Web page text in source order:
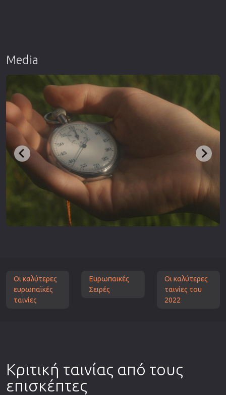
Media
Οι καλύτερες
ευρωπαϊκές
ταινίες
Ευρωπαικές
Σειρές
Οι καλύτερες
ταινίες του
2022
Κριτική ταινίας από τους
επισκέπτες